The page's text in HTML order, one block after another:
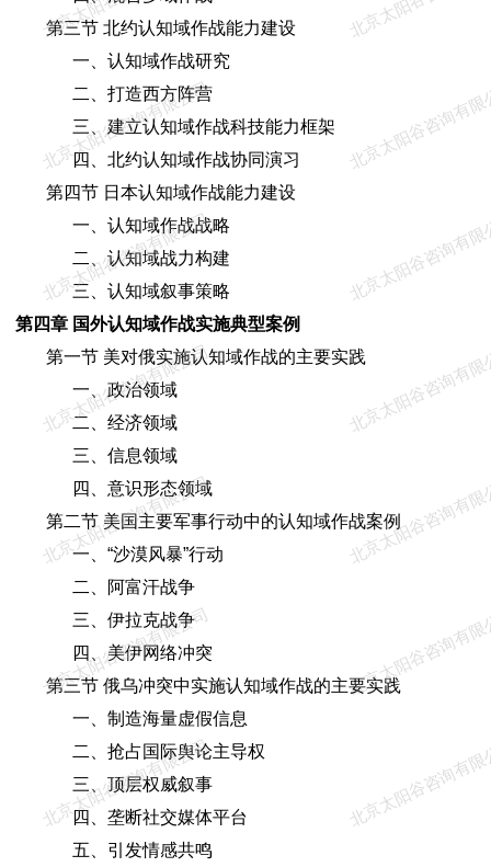
第三节 北约认知域作战能力建设
一、认知域作战研究
二、打造西方阵营
三、建立认知域作战科技能力框架
四、北约认知域作战协同演习
第四节 日本认知域作战能力建设
一、认知域作战战略
二、认知域战力构建
三、认知域叙事策略
第四章 国外认知域作战实施典型案例
第一节 美对俄实施认知域作战的主要实践
一、政治领域
二、经济领域
三、信息领域
四、意识形态领域
第二节 美国主要军事行动中的认知域作战案例
一、“沙漠风暴”行动
二、阿富汗战争
三、伊拉克战争
四、美伊网络冲突
第三节 俄乌冲突中实施认知域作战的主要实践
一、制造海量虚假信息
二、抢占国际舆论主导权
三、顶层权威叙事
四、垄断社交媒体平台
五、引发情感共鸣
北京太阳谷咨询有限公司
北京太阳谷咨询
北京太阳谷咨询有限公司
北京太阳谷咨询
北京太阳谷咨询有限公司
北京太阳谷咨询有
北京太阳谷咨询有限公司
北京太阳谷咨询有
北京太阳谷咨询有限公司
北京太阳谷咨询有
北京太阳谷咨询有限公司
北京太阳谷咨询